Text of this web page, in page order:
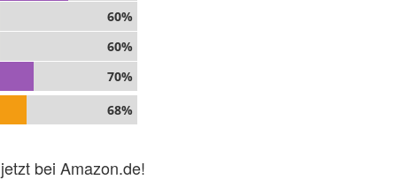
60%
60%
70%
68%
bei Amazon.de!